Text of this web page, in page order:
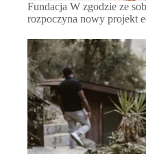
Fundacja W zgodzie ze
rozpoczyna nowy projekt